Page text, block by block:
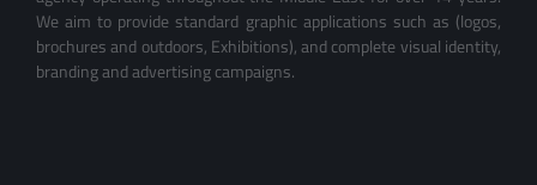
We aim to provide standard graphic applications such as (logos,
brochures and outdoors, Exhibitions), and complete visual identity,
branding and advertising campaigns.